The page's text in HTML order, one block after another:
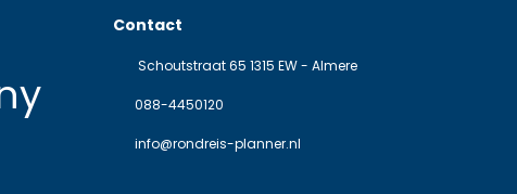
Contact
Schoutstraat 65 1315 EW - Almere
088-4450120
info@rondreis-planner.nl